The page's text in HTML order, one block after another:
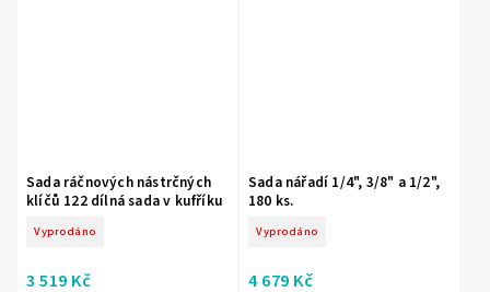
Sada ráčnových nástrčných
klíčů 122 dílná sada v kufříku
Vyprodáno
3 519 Kč
Sada nářadí 1/4", 3/8" a 1/2",
180 ks.
Vyprodáno
4 679 Kč